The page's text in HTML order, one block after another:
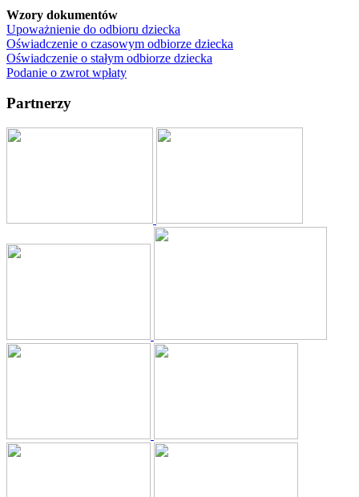
Wzory dokumentów
Upoważnienie do odbioru dziecka
Oświadczenie o czasowym odbiorze dziecka
Oświadczenie o stałym odbiorze dziecka
Podanie o zwrot wpłaty
Partnerzy